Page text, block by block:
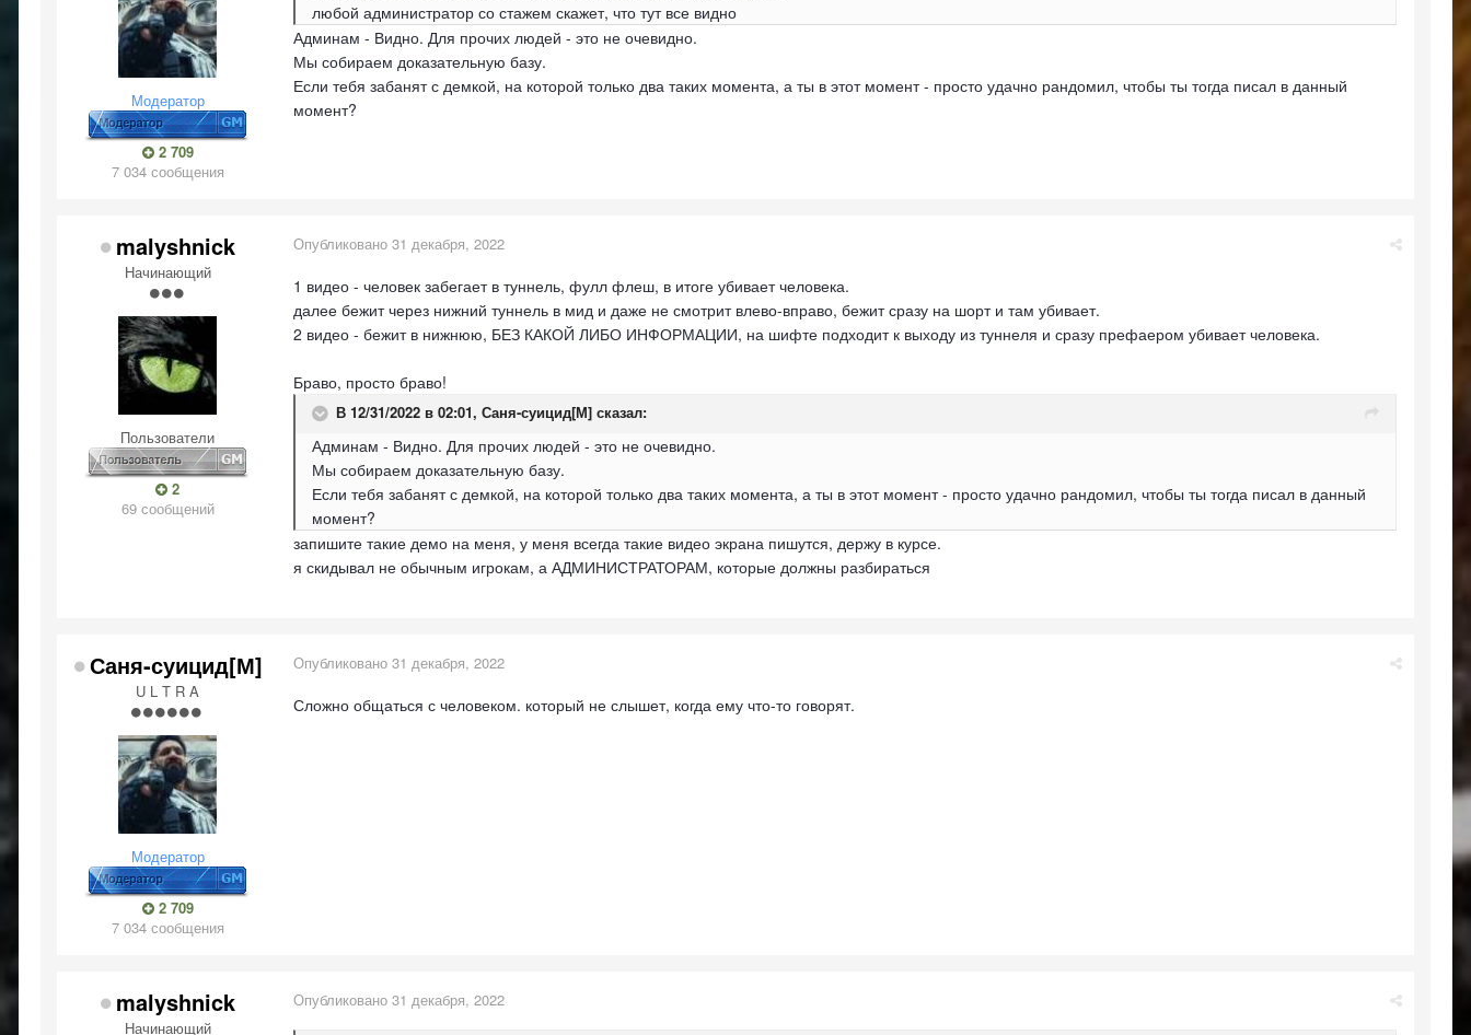
Модератор
2 709
7 034 сообщения
любой администратор со стажем скажет, что тут все видно
Админам - Видно. Для прочих людей - это не очевидно.
Мы собираем доказательную базу.
Если тебя забанят с демкой, на которой только два таких момента, а ты в этот момент - просто удачно рандомил, чтобы ты тогда писал в данный
момент?
malyshnick
Начинающий
Пользователи
2
69 сообщений
Опубликовано 31 декабря, 2022
1 видео - человек забегает в туннель, фулл флеш, в итоге убивает человека.
далее бежит через нижний туннель в мид и даже не смотрит влево-вправо, бежит сразу на шорт и там убивает.
2 видео - бежит в нижнюю, БЕЗ КАКОЙ ЛИБО ИНФОРМАЦИИ, на шифте подходит к выходу из туннеля и сразу префаером убивает человека.
Браво, просто браво!
В 12/31/2022 в 02:01, Саня-суицид[М] сказал:
Админам - Видно. Для прочих людей - это не очевидно.
Мы собираем доказательную базу.
Если тебя забанят с демкой, на которой только два таких момента, а ты в этот момент - просто удачно рандомил, чтобы ты тогда писал в данный
момент?
запишите такие демо на меня, у меня всегда такие видео экрана пишутся, держу в курсе.
я скидывал не обычным игрокам, а АДМИНИСТРАТОРАМ, которые должны разбираться
Саня-суицид[М]
U L T R A
Модератор
2 709
7 034 сообщения
Опубликовано 31 декабря, 2022
Сложно общаться с человеком. который не слышет, когда ему что-то говорят.
malyshnick
Начинающий
Опубликовано 31 декабря, 2022